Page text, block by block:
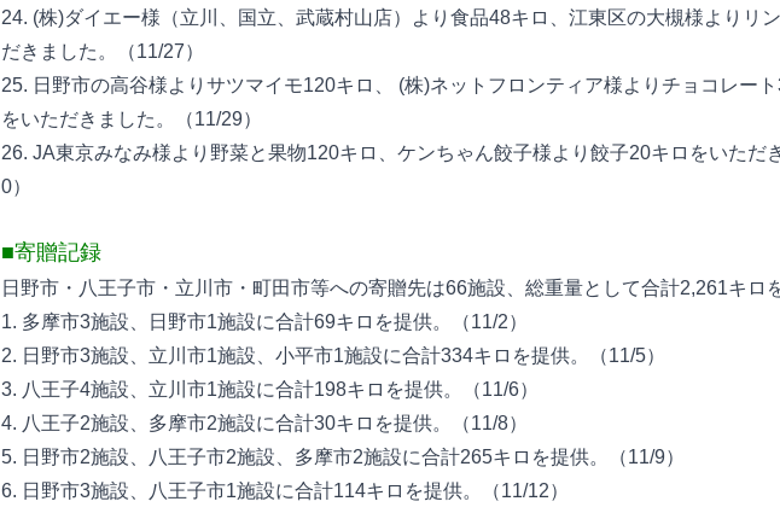
24. (株)ダイエー様（立川、国立、武蔵村山店）より食品48キロ、江東区の大槻様よりリ
だきました。（11/27）
25. 日野市の高谷様よりサツマイモ120キロ、 (株)ネットフロンティア様よりチョコレー
をいただきました。（11/29）
26. JA東京みなみ様より野菜と果物120キロ、ケンちゃん餃子様より餃子20キロをいただ
0）
■寄贈記録
日野市・八王子市・立川市・町田市等への寄贈先は66施設、総重量として合計2,261キロ
1. 多摩市3施設、日野市1施設に合計69キロを提供。（11/2）
2. 日野市3施設、立川市1施設、小平市1施設に合計334キロを提供。（11/5）
3. 八王子4施設、立川市1施設に合計198キロを提供。（11/6）
4. 八王子2施設、多摩市2施設に合計30キロを提供。（11/8）
5. 日野市2施設、八王子市2施設、多摩市2施設に合計265キロを提供。（11/9）
6. 日野市3施設、八王子市1施設に合計114キロを提供。（11/12）